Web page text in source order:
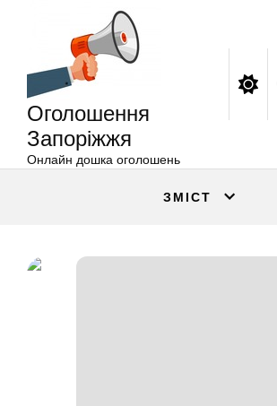
Оголошення
Запоріжжя
Онлайн дошка оголошень
ЗМІСТ